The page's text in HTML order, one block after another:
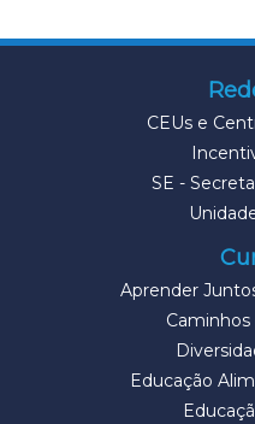
CEUs e
SE -
Aprender
Educação